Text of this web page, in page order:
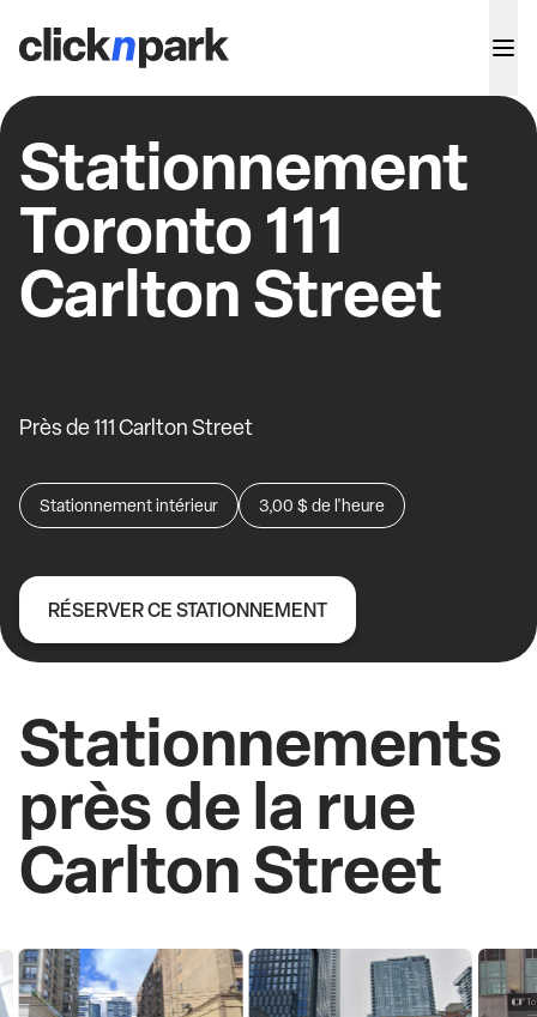
Stationnement
Toronto 111
Carlton Street
Près de 111 Carlton Street
Stationnement intérieur 3,00 $ de l'heure
RÉSERVER CE STATIONNEMENT
Stationnements
près de la rue
Carlton Street